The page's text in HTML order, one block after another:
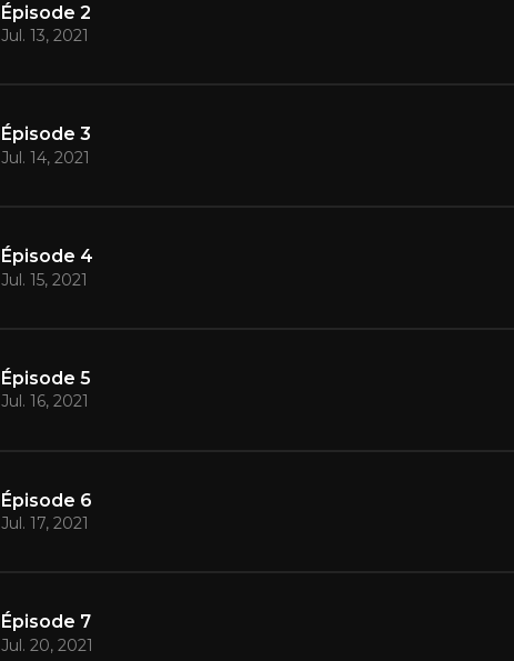
Épisode 2
Jul. 13, 2021
Épisode 3
Jul. 14, 2021
Épisode 4
Jul. 15, 2021
Épisode 5
Jul. 16, 2021
Épisode 6
Jul. 17, 2021
Épisode 7
Jul. 20, 2021